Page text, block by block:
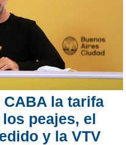
la tarifa
peajes, el
y la VTV